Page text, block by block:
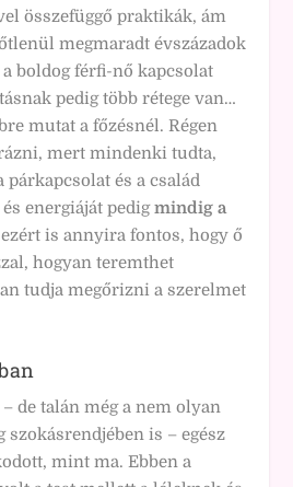
összefüggő praktikák, ám
megmaradt évszázadok
boldog férfi-nő kapcsolat
pedig több rétege van…
mutat a főzésnél. Régen
mert mindenki tudta,
párkapcsolat és a család
energiáját pedigmindig a
ezért is annyira fontos, hogy ő
hogyan teremthet
tudja megőrizni a szerelmet
de talán még a nem olyan
is – egész
mint ma. Ebben a